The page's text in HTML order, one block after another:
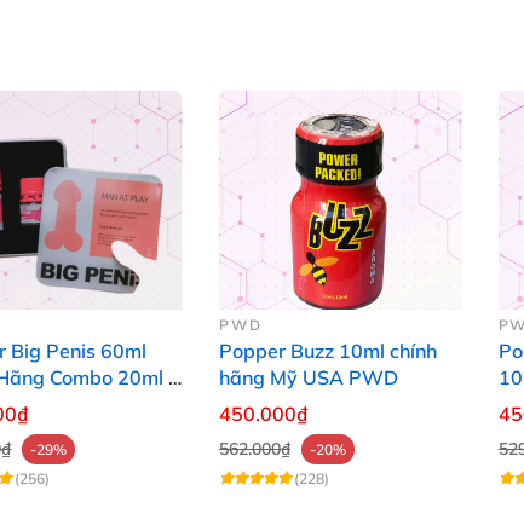
Big Penis 60ml
Combo 20ml +
Khoái Cảm Cho
-29%
(256)
PWD
Popper Buzz 10ml chính
hãng Mỹ USA PWD
450.000₫
562.000₫
-20%
(228)